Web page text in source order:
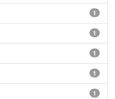
1
1
1
1
1